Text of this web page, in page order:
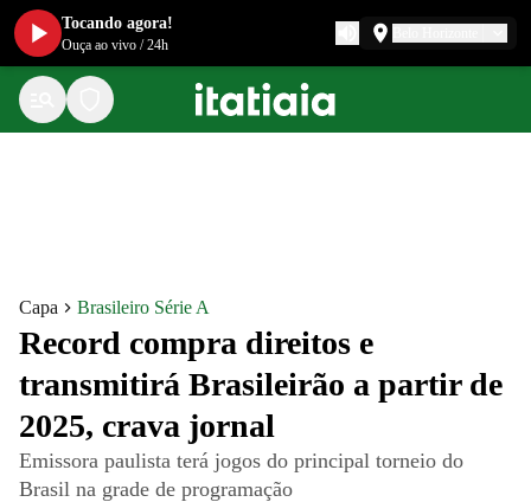
Capa Brasileiro Série A
Record compra direitos e
transmitirá Brasileirão a partir de
2025, crava jornal
Emissora paulista terá jogos do principal torneio do
Brasil na grade de programação
Tocando agora!
Ouça ao vivo /24h